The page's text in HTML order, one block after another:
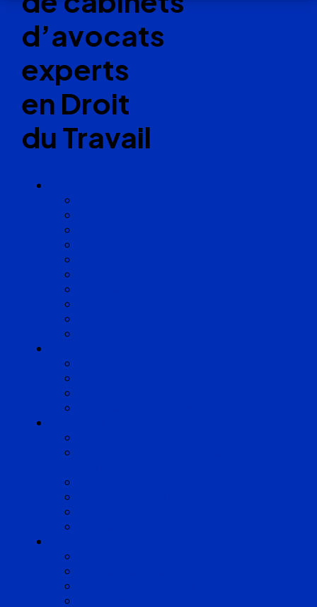
d’avocats
experts
en Droit
du Travail